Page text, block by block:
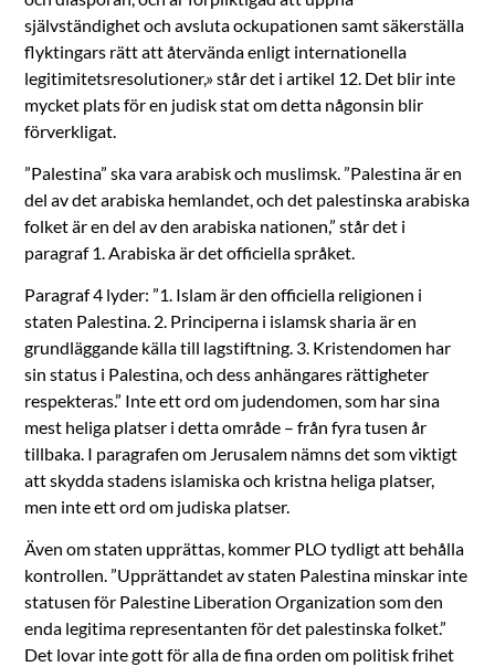
självständighet och avsluta ockupationen samt säkerställa
flyktingars rätt att återvända enligt internationella
legitimitetsresolutioner,» står det i artikel 12. Det blir inte
mycket plats för en judisk stat om detta någonsin blir
förverkligat.
”Palestina” ska vara arabisk och muslimsk. ”Palestina är en
del av det arabiska hemlandet, och det palestinska arabiska
folket är en del av den arabiska nationen,” står det i
paragraf 1. Arabiska är det officiella språket.
Paragraf 4 lyder: ”1. Islam är den officiella religionen i
staten Palestina. 2. Principerna i islamsk sharia är en
grundläggande källa till lagstiftning. 3. Kristendomen har
sin status i Palestina, och dess anhängares rättigheter
respekteras.” Inte ett ord om judendomen, som har sina
mest heliga platser i detta område – från fyra tusen år
tillbaka. I paragrafen om Jerusalem nämns det som viktigt
att skydda stadens islamiska och kristna heliga platser,
men inte ett ord om judiska platser.
Även om staten upprättas, kommer PLO tydligt att behålla
kontrollen. ”Upprättandet av staten Palestina minskar inte
statusen för Palestine Liberation Organization som den
enda legitima representanten för det palestinska folket.”
Det lovar inte gott för alla de fina orden om politisk frihet